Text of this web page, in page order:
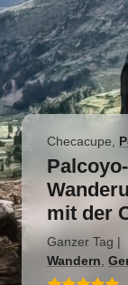
Checacupe
mit der
Ganzer Tag |
Wandern